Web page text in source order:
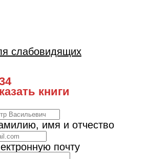
слабовидящих
книги
имя и отчество
почту